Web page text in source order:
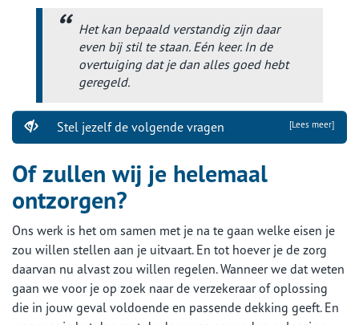
Het kan bepaald verstandig zijn daar
even bij stil te staan. Eén keer. In de
overtuiging dat je dan alles goed hebt
geregeld.
Stel jezelf de volgende vragen [Lees meer]
Of zullen wij je helemaal
ontzorgen?
Ons werk is het om samen met je na te gaan welke eisen je
zou willen stellen aan je uitvaart. En tot hoever je de zorg
daarvan nu alvast zou willen regelen. Wanneer we dat weten
gaan we voor je op zoek naar de verzekeraar of oplossing
die in jouw geval voldoende en passende dekking geeft. En